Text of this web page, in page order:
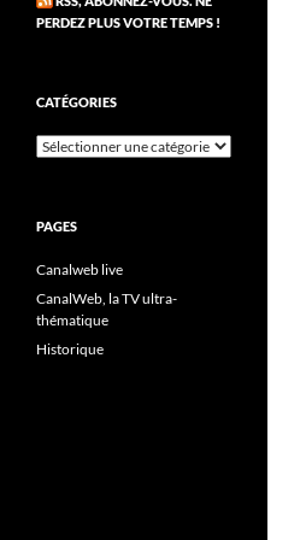
PERDEZ PLUS VOTRE TEMPS !
CATÉGORIES
Catégories
PAGES
Canalweb live
CanalWeb, la TV ultra-
thématique
Historique